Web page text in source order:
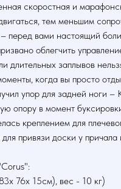
скоростная и
тем меньшим
– перед вами настоящий
облегчить
длительных заплывов
когда вы просто
упор для задней ноги
опору в момент
креплением для
привязи доски у причала
76x 15см), вес - 10 кг)